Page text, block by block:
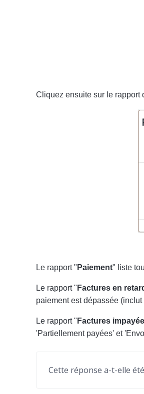
Cliquez ensuite sur le rapport
Le rapport " Paiement" liste
Le rapport " Factures en
paiement est dépassée
Le rapport " Factures
'Partiellement payées' et
Cette réponse a-t-elle